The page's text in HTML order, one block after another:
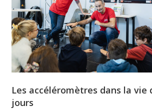
Les accéléromètres dans la vie
jours